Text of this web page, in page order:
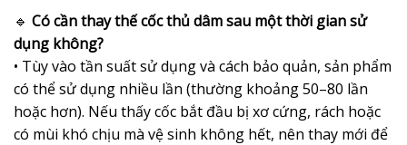
🔹 Có cần thay thế cốc thủ dâm sau một thời gian sử
dụng không?
• Tùy vào tần suất sử dụng và cách bảo quản, sản phẩm
có thể sử dụng nhiều lần (thường khoảng 50–80 lần
hoặc hơn). Nếu thấy cốc bắt đầu bị xơ cứng, rách hoặc
có mùi khó chịu mà vệ sinh không hết, nên thay mới để